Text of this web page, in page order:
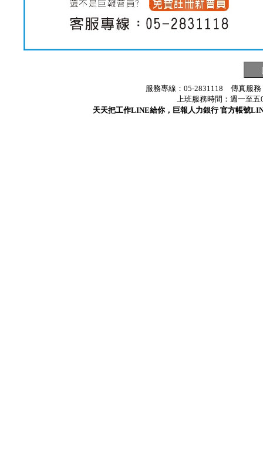
服務專線：05-2831118 傳真服
上班服務時間：週一至
天天把工作LINE給你，巨報人力銀行 官方帳號